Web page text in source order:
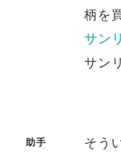
柄を
サン
サン
助手 そう